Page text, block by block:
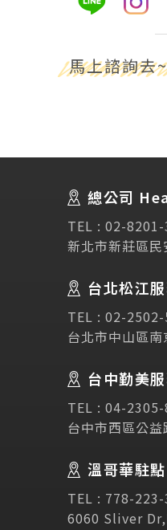
About Us 關於我
講座活動
Testimonial
Links 相關連結
馬上諮詢去
總公司
TEL : 02-8201-
新北市新莊區
台北松江
TEL : 02-2502-
台北市中山區
台中勤美
TEL : 04-2305-
台中市西區公
溫哥華駐
TEL : 778-
6060 Sliver